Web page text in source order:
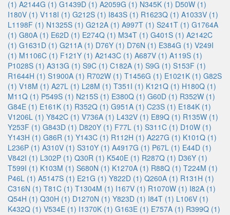
(1) A2144G (1) G1439D (1) A2059G (1) N345K (1) D50W (1)
I180V (1) V118I (1) G212S (1) I843S (1) R1623Q (1) A1033V (1)
L1198F (1) N1325S (1) G212A (1) A997T (1) S241T (1) G1764A
(1) G80A (1) E62D (1) E274Q (1) M34T (1) G401S (1) A2142C
(1) G1631D (1) G211A (1) D76Y (1) D76N (1) E384G (1) V249I
(1) M1106C (1) F121Y (1) A2143C (1) A687V (1) A119S (1)
P1028S (1) A313G (1) S9C (1) C182A (1) S9G (1) S153F (1)
R1644H (1) S1900A (1) R702W (1) T1456G (1) E1021K (1) G82S
(1) V18M (1) A27L (1) L28M (1) T351I (1) K121Q (1) H180Q (1)
M11Q (1) P549S (1) N215S (1) E380Q (1) G60D (1) R352W (1)
G84E (1) E161K (1) R352Q (1) G951A (1) C23S (1) E184K (1)
V1206L (1) Y842C (1) V736A (1) L432V (1) E89Q (1) R135W (1)
Y253F (1) G843D (1) D820Y (1) F77L (1) S311C (1) D10W (1)
Y143H (1) G86R (1) Y143C (1) R112H (1) A227G (1) K101Q (1)
L236P (1) A310V (1) S310Y (1) A4917G (1) P67L (1) E44D (1)
V842I (1) L302P (1) Q30R (1) K540E (1) R287Q (1) D36Y (1)
T599I (1) K103M (1) S680N (1) K1270A (1) R88Q (1) T224M (1)
P46L (1) A5147S (1) E21G (1) Y822D (1) Q260A (1) R131H (1)
C316N (1) T81C (1) T1304M (1) I167V (1) R1070W (1) I82A (1)
Q54H (1) Q30H (1) D1270N (1) Y823D (1) I84T (1) L106V (1)
K432Q (1) V534E (1) I1370K (1) G163E (1) E757A (1) R399Q (1)